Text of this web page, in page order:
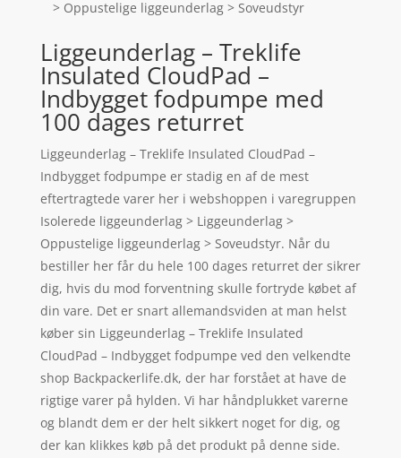
> Oppustelige liggeunderlag > Soveudstyr
Liggeunderlag – Treklife
Insulated CloudPad –
Indbygget fodpumpe med
100 dages returret
Liggeunderlag – Treklife Insulated CloudPad –
Indbygget fodpumpe er stadig en af de mest
eftertragtede varer her i webshoppen i varegruppen
Isolerede liggeunderlag > Liggeunderlag >
Oppustelige liggeunderlag > Soveudstyr. Når du
bestiller her får du hele 100 dages returret der sikrer
dig, hvis du mod forventning skulle fortryde købet af
din vare. Det er snart allemandsviden at man helst
køber sin Liggeunderlag – Treklife Insulated
CloudPad – Indbygget fodpumpe ved den velkendte
shop Backpackerlife.dk, der har forstået at have de
rigtige varer på hylden. Vi har håndplukket varerne
og blandt dem er der helt sikkert noget for dig, og
der kan klikkes køb på det produkt på denne side.